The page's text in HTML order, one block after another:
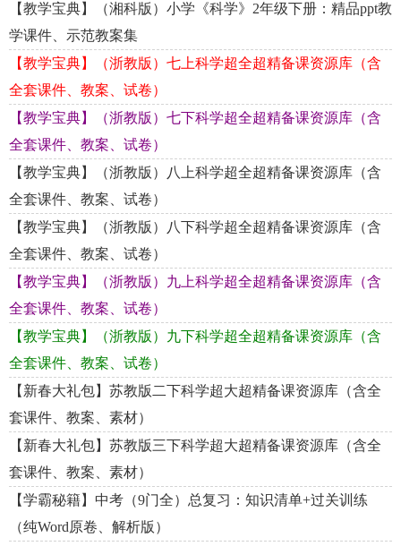
【教学宝典】（湘科版）小学《科学》2年级下册：精品ppt教
学课件、示范教案集
【教学宝典】（浙教版）七上科学超全超精备课资源库（含
全套课件、教案、试卷）
【教学宝典】（浙教版）七下科学超全超精备课资源库（含
全套课件、教案、试卷）
【教学宝典】（浙教版）八上科学超全超精备课资源库（含
全套课件、教案、试卷）
【教学宝典】（浙教版）八下科学超全超精备课资源库（含
全套课件、教案、试卷）
【教学宝典】（浙教版）九上科学超全超精备课资源库（含
全套课件、教案、试卷）
【教学宝典】（浙教版）九下科学超全超精备课资源库（含
全套课件、教案、试卷）
【新春大礼包】苏教版二下科学超大超精备课资源库（含全
套课件、教案、素材）
【新春大礼包】苏教版三下科学超大超精备课资源库（含全
套课件、教案、素材）
【学霸秘籍】中考（9门全）总复习：知识清单+过关训练
（纯Word原卷、解析版）